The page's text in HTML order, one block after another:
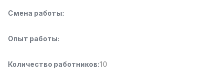
Продавец-консультант
3,000,000 - 6,000,000 sum
Full time job
Ish joyidan
Смена работы:
Опыт работы:
Количество работников:10